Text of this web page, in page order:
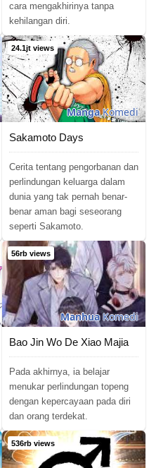
cara mengakhirinya tanpa
kehilangan diri.
24.1jt views
MangaKomedi
Sakamoto Days
Cerita tentang pengorbanan dan
perlindungan keluarga dalam
dunia yang tak pernah benar-
benar aman bagi seseorang
seperti Sakamoto.
56rb views
ManhuaKomedi
Bao Jin Wo De Xiao Majia
Pada akhirnya, ia belajar
menukar perlindungan topeng
dengan kepercayaan pada diri
dan orang terdekat.
536rb views